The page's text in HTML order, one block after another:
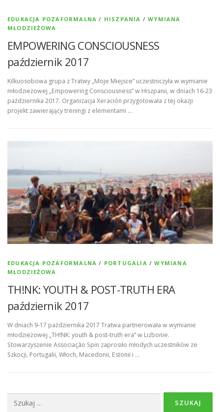
EDUKACJA POZAFORMALNA / HISZPANIA /WYMIANA
MŁODZIEŻOWA
EMPOWERING CONSCIOUSNESS
październik 2017
Kilkuosobowa grupa z Tratwy „Moje Miejsce” uczestniczyła w wymianie
młodzieżowej „Empowering Consciousness” w Hiszpanii, w dniach 16-23
października 2017. Organizacja Xeración przygotowała z tej okazji
projekt zawierający treningi z elementami …
EDUKACJA POZAFORMALNA / PORTUGALIA /WYMIANA
MŁODZIEŻOWA
TH!NK: YOUTH & POST-TRUTH ERA
październik 2017
W dniach 9-17 października 2017 Tratwa partnerowała w wymianie
młodzieżowej „TH!NK: youth & post-truth era” w Lizbonie.
Stowarzyszenie Associação Spin zaprosiło młodych uczestników ze
Szkocji, Portugalii, Włoch, Macedonii, Estonii i …